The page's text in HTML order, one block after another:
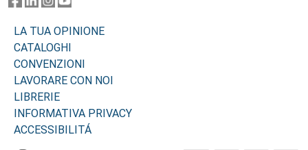
LA TUA OPINIONE
CATALOGHI
CONVENZIONI
LAVORARE CON NOI
LIBRERIE
INFORMATIVA PRIVACY
ACCESSIBILITÁ